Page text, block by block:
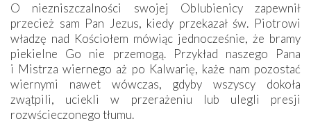
O niezniszczalności swojej Oblubienicy zapewnił
przecież sam Pan Jezus, kiedy przekazał św. Piotrowi
władzę nad Kościołem mówiąc jednocześnie, że bramy
piekielne Go nie przemogą. Przykład naszego Pana
i Mistrza wiernego aż po Kalwarię, każe nam pozostać
wiernymi nawet wówczas, gdyby wszyscy dokoła
zwątpili, uciekli w przerażeniu lub ulegli presji
rozwścieczonego tłumu.